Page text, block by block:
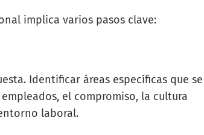
implica varios pasos clave:
Identificar áreas específicas que se
el compromiso, la cultura
laboral.